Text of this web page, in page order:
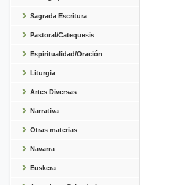
Sagrada Escritura
Pastoral/Catequesis
Espiritualidad/Oración
Liturgia
Artes Diversas
Narrativa
Otras materias
Navarra
Euskera